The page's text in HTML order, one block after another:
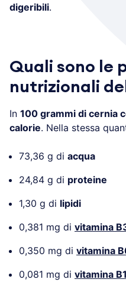
digeribili.
Quali sono le
nutrizionali
In 100 grammi di cernia
calorie. Nella stessa
73,36 g di acqua
24,84 g di proteine
1,30 g di lipidi
0,381 mg di vitamina
0,350 mg di vitamina
0,081 mg di vitamina